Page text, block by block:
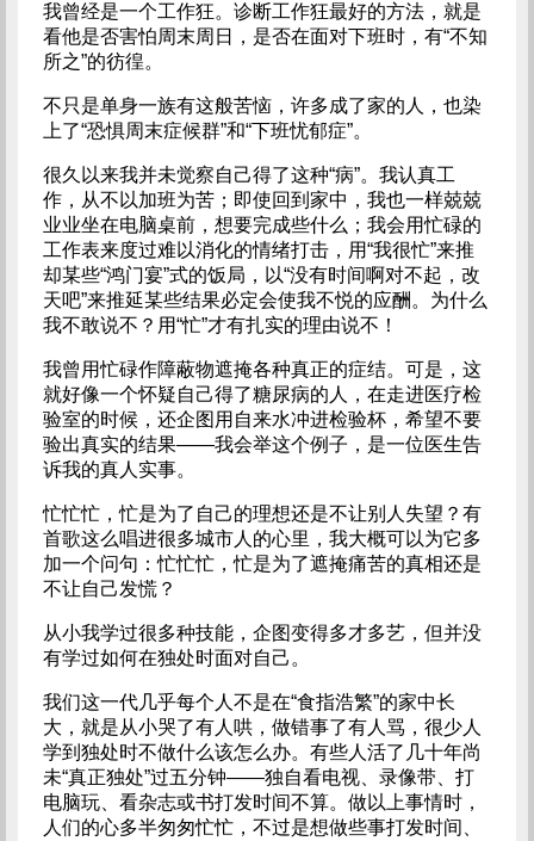
我曾经是一个工作狂。诊断工作狂最好的方法，就是
看他是否害怕周末周日，是否在面对下班时，有“不知
所之”的彷徨。
不只是单身一族有这般苦恼，许多成了家的人，也染
上了“恐惧周末症候群”和“下班忧郁症”。
很久以来我并未觉察自己得了这种“病”。我认真工
作，从不以加班为苦；即使回到家中，我也一样兢兢
业业坐在电脑桌前，想要完成些什么；我会用忙碌的
工作表来度过难以消化的情绪打击，用“我很忙”来推
却某些“鸿门宴”式的饭局，以“没有时间啊对不起，改
天吧”来推延某些结果必定会使我不悦的应酬。为什么
我不敢说不？用“忙”才有扎实的理由说不！
我曾用忙碌作障蔽物遮掩各种真正的症结。可是，这
就好像一个怀疑自己得了糖尿病的人，在走进医疗检
验室的时候，还企图用自来水冲进检验杯，希望不要
验出真实的结果——我会举这个例子，是一位医生告
诉我的真人实事。
忙忙忙，忙是为了自己的理想还是不让别人失望？有
首歌这么唱进很多城市人的心里，我大概可以为它多
加一个问句：忙忙忙，忙是为了遮掩痛苦的真相还是
不让自己发慌？
从小我学过很多种技能，企图变得多才多艺，但并没
有学过如何在独处时面对自己。
我们这一代几乎每个人不是在“食指浩繁”的家中长
大，就是从小哭了有人哄，做错事了有人骂，很少人
学到独处时不做什么该怎么办。有些人活了几十年尚
未“真正独处”过五分钟——独自看电视、录像带、打
电脑玩、看杂志或书打发时间不算。做以上事情时，
人们的心多半匆匆忙忙，不过是想做些事打发时间、